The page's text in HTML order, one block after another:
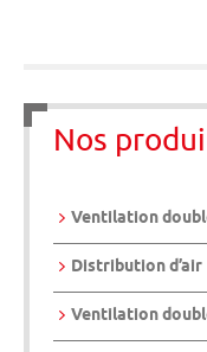
Nos
Ventilation
Distribution d’air
Ventilation